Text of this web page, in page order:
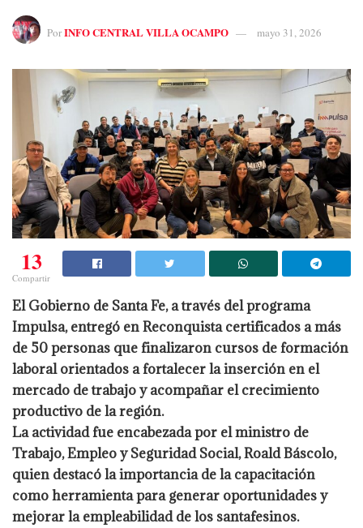
PorINFO CENTRAL VILLA OCAMPO mayo 31, 2026
13
Compartir
El Gobierno de Santa Fe, a través del programa
Impulsa, entregó en Reconquista certificados a más
de 50 personas que finalizaron cursos de formación
laboral orientados a fortalecer la inserción en el
mercado de trabajo y acompañar el crecimiento
productivo de la región.
La actividad fue encabezada por el ministro de
Trabajo, Empleo y Seguridad Social, Roald Báscolo,
quien destacó la importancia de la capacitación
como herramienta para generar oportunidades y
mejorar la empleabilidad de los santafesinos.